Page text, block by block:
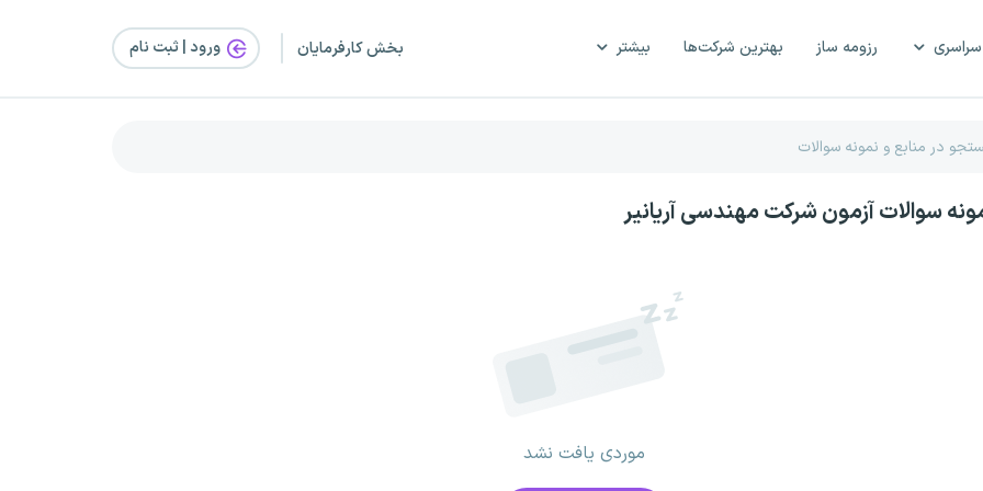
رزومه ساز بهترین شرکت‌ها بیشتر بخش کارفرمایان ورود | ثبت‌ نام
سوالات آزمون شرکت مهندسی آریانیر
موردی یافت نشد